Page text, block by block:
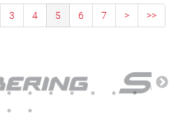
3 4 5 6 7 > >>